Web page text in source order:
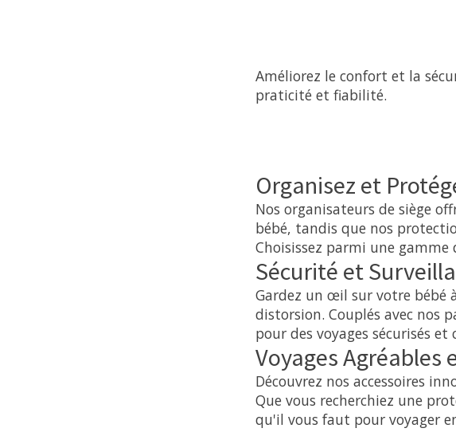
Améliorez le confort et la
praticité et fiabilité.
Organisez et
Nos organisateurs de siège
bébé, tandis que nos
Choisissez parmi une
Sécurité et
Gardez un œil sur votre bébé
distorsion. Couplés avec nos
pour des voyages sécurisés et
Voyages Agréables
Découvrez nos accessoires
Que vous recherchiez une
qu'il vous faut pour voyager